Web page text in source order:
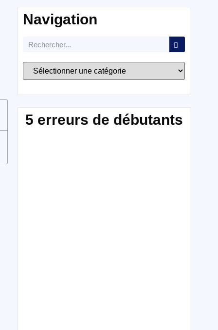
Navigation
5 erreurs de débutants